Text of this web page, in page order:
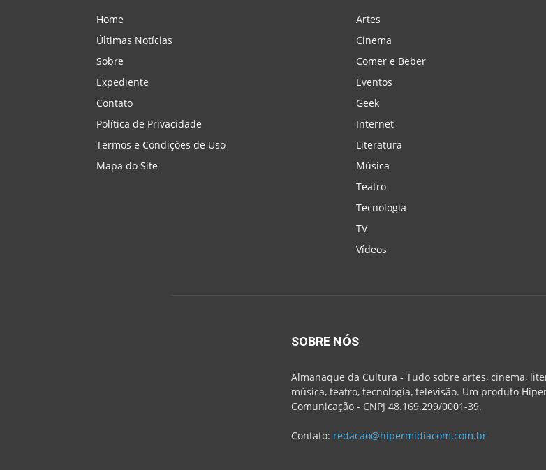
Home
Últimas Notícias
Sobre
Expediente
Contato
Política de Privacidade
Termos e Condições de Uso
Mapa do Site
Artes
Cinema
Comer e Beber
Eventos
Geek
Internet
Literatura
Música
Teatro
Tecnologia
TV
Vídeos
SOBRE NÓS
Almanaque da Cultura - Tudo sobre artes, cinema,
música, teatro, tecnologia, televisão. Um produto
Comunicação - CNPJ 48.169.299/0001-39.
Contato: redacao@hipermidiacom.com.br